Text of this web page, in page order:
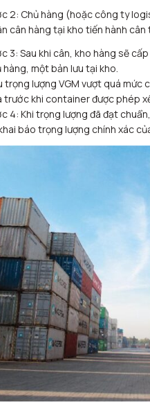
2: Chủ hàng (hoặc công ty
cân hàng tại kho tiến hành
3: Sau khi cân, kho hàng sẽ
hàng, một bản lưu tại kho.
trọng lượng VGM vượt quá mức
trước khi container được phép
4: Khi trọng lượng đã đạt
báo trọng lượng chính xác